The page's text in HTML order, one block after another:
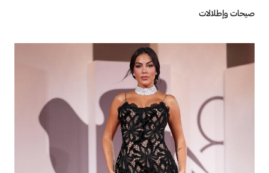
صيحات وإطلالات